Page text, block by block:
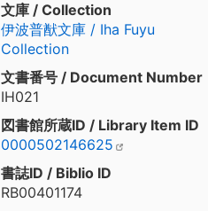
文庫 / Collection
伊波普猷文庫 / Iha Fuyu
Collection
文書番号 / Document Number
IH021
図書館所蔵ID / Library Item ID
0000502146625
書誌ID / Biblio ID
RB00401174